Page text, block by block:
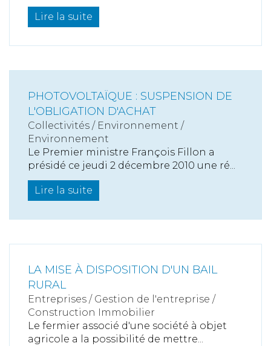
Lire la suite
PHOTOVOLTAÏQUE : SUSPENSION DE
L'OBLIGATION D'ACHAT
Collectivités / Environnement /
Environnement
Le Premier ministre François Fillon a
présidé ce jeudi 2 décembre 2010 une ré...
Lire la suite
LA MISE À DISPOSITION D'UN BAIL
RURAL
Entreprises / Gestion de l'entreprise /
Construction Immobilier
Le fermier associé d'une société à objet
agricole a la possibilité de mettre...